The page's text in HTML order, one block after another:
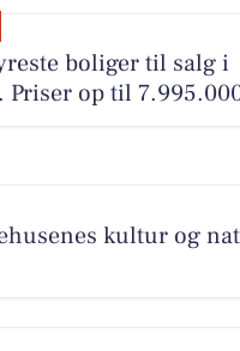
boliger til salg i
Priser op til
kultur og